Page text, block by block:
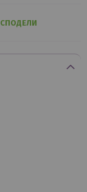
СПОДЕЛИ